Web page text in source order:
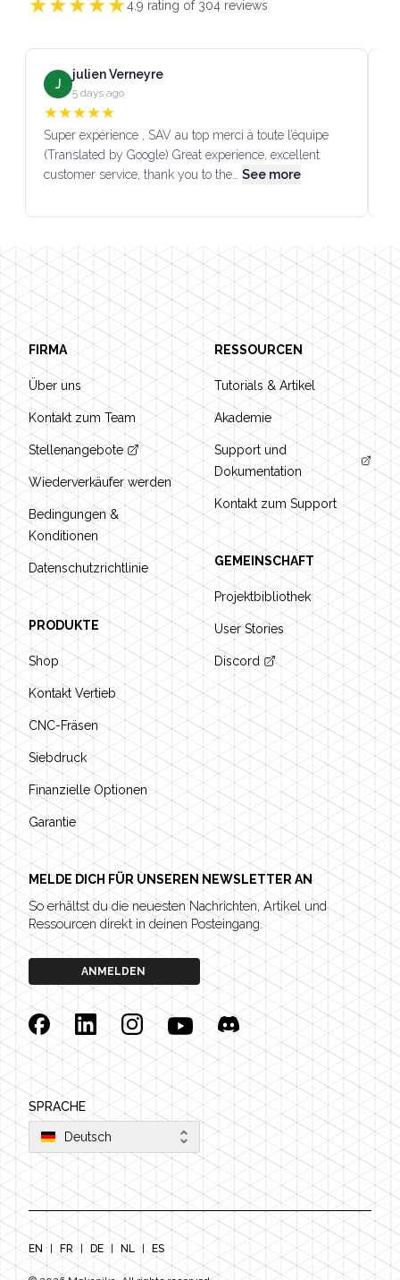
4.9 rating of 304 reviews
J
julien Verneyre
5 days ago
★★★★★
Super expérience , SAV au top merci à toute l’équipe
(Translated by Google) Great experience, excellent
customer service, thank you to the…
See more
Footer
FIRMA
Über uns
Kontakt zum Team
Stellenangebote
Wiederverkäufer werden
Bedingungen &
Konditionen
Datenschutzrichtlinie
PRODUKTE
Shop
Kontakt Vertieb
CNC-Fräsen
Siebdruck
Finanzielle Optionen
Garantie
RESSOURCEN
Tutorials & Artikel
Akademie
Support und
Dokumentation
Kontakt zum Support
GEMEINSCHAFT
Projektbibliothek
User Stories
Discord
MELDE DICH FÜR UNSEREN NEWSLETTER AN
So erhältst du die neuesten Nachrichten, Artikel und
Ressourcen direkt in deinen Posteingang.
ANMELDEN
FacebookLinkedinInstagramYouTubeDiscord
SPRACHE
Deutsch
EN FR DE NL ES